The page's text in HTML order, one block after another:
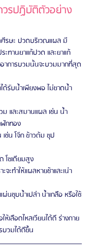
รปฏิบัติตัวอย่าง
รษะ ปวดบริเวณแผล มี
ะทานยาแก้ปวด และยาแก้
าการบวมนั้นจะบวมมากที่สุด
ด้รับน้ำเพียงพอ ไม่ขาดน้ำ
และสมานแผล เช่น น้ำ
กทอง
ช่น โจ๊ก ข้าวต้ม ซุป
โซเดียมสูง
ะทำให้แผลหายช้าและเน่า
นชุบน้ำเปล่า น้ำเกลือ หรือใช้
ห้เลือดไหลเวียนได้ดี ร่างกาย
บวมได้ดีขึ้น